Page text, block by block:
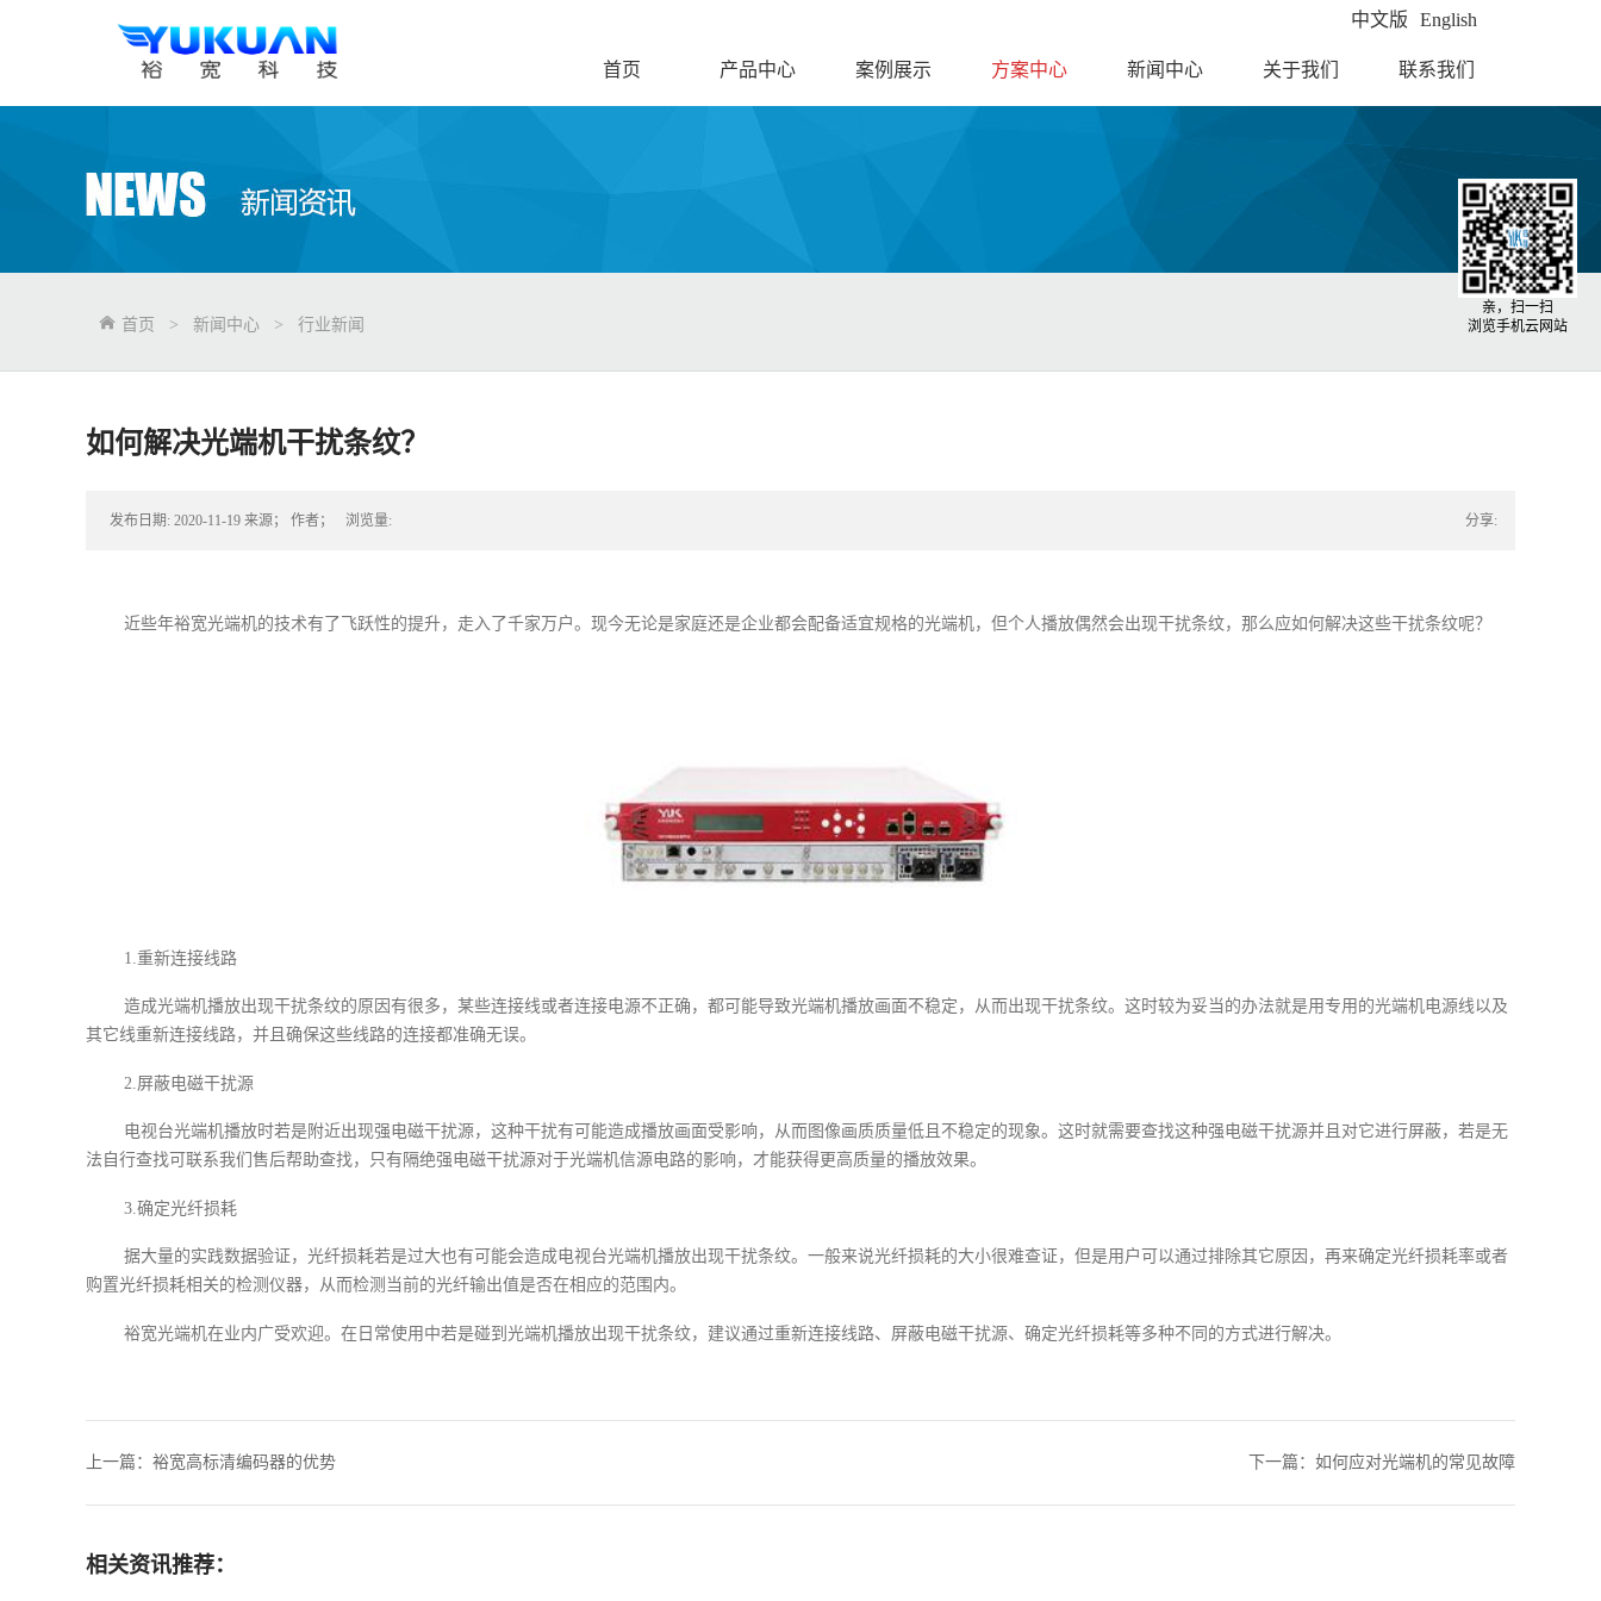
中文版 English
首页 产品中心 案例展示 方案中心 新闻中心 关于我们 联系我们
首页 > 新闻中心 > 行业新闻
如何解决光端机干扰条纹？
发布日期: 2020-11-19 来源； 作者； 浏览量: 分享:
近些年裕宽光端机的技术有了飞跃性的提升，走入了千家万户。现今无论是家庭还是企业都会配备适宜规格的光端机，但个人播放偶然会出现干扰条纹，那么应如何解决这些干扰条纹呢？
1.重新连接线路
造成光端机播放出现干扰条纹的原因有很多，某些连接线或者连接电源不正确，都可能导致光端机播放画面不稳定，从而出现干扰条纹。这时较为妥当的办法就是用专用的光端机电源线以及
其它线重新连接线路，并且确保这些线路的连接都准确无误。
2.屏蔽电磁干扰源
电视台光端机播放时若是附近出现强电磁干扰源，这种干扰有可能造成播放画面受影响，从而图像画质质量低且不稳定的现象。这时就需要查找这种强电磁干扰源并且对它进行屏蔽，若是无
法自行查找可联系我们售后帮助查找，只有隔绝强电磁干扰源对于光端机信源电路的影响，才能获得更高质量的播放效果。
3.确定光纤损耗
据大量的实践数据验证，光纤损耗若是过大也有可能会造成电视台光端机播放出现干扰条纹。一般来说光纤损耗的大小很难查证，但是用户可以通过排除其它原因，再来确定光纤损耗率或者
购置光纤损耗相关的检测仪器，从而检测当前的光纤输出值是否在相应的范围内。
裕宽光端机在业内广受欢迎。在日常使用中若是碰到光端机播放出现干扰条纹，建议通过重新连接线路、屏蔽电磁干扰源、确定光纤损耗等多种不同的方式进行解决。
上一篇： 裕宽高标清编码器的优势 下一篇： 如何应对光端机的常见故障
相关资讯推荐：
亲，扫一扫
浏览手机云网站